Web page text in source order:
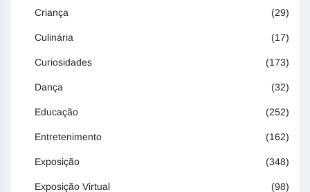
Criança (29)
Culinária (17)
Curiosidades (173)
Dança (32)
Educação (252)
Entretenimento (162)
Exposição (348)
Exposição Virtual (98)